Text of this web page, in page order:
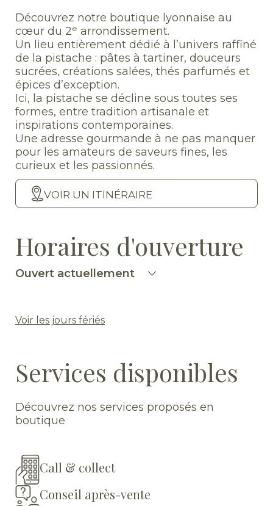
Découvrez notre boutique lyonnaise au
cœur du 2ᵉ arrondissement.
Un lieu entièrement dédié à l’univers raffiné
de la pistache : pâtes à tartiner, douceurs
sucrées, créations salées, thés parfumés et
épices d’exception.
Ici, la pistache se décline sous toutes ses
formes, entre tradition artisanale et
inspirations contemporaines.
Une adresse gourmande à ne pas manquer
pour les amateurs de saveurs fines, les
curieux et les passionnés.
VOIR UN ITINÉRAIRE
Horaires d'ouverture
Ouvert actuellement
Voir les jours fériés
Services disponibles
Découvrez nos services proposés en
boutique
Call & collect
Conseil après-vente